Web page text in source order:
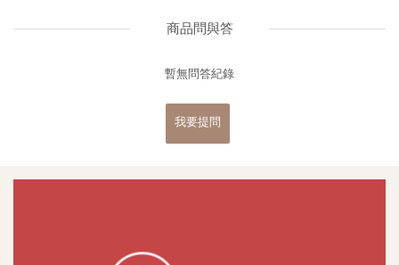
商品問與答
暫無問答紀錄
我要提問